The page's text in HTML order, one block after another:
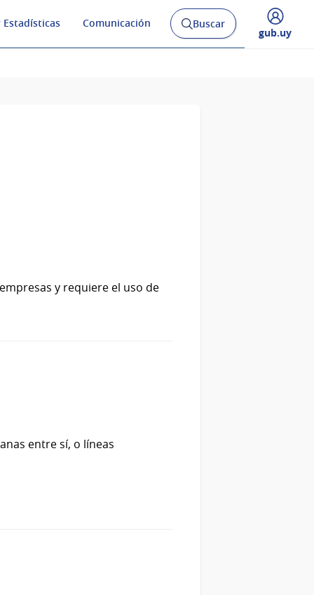
Estadísticas Comunicación
Abrir
buscador
Buscar
Desplegar
gub.uy
y requiere el uso de
entre sí, o líneas